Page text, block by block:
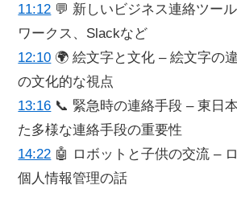
11:12 💬 新しいビジネス連絡ツー
ワークス、Slackなど
12:10 🌍 絵文字と文化 – 絵文字の
の文化的な視点
13:16 📞 緊急時の連絡手段 – 東日
た多様な連絡手段の重要性
14:22 🤖 ロボットと子供の交流 –
個人情報管理の話